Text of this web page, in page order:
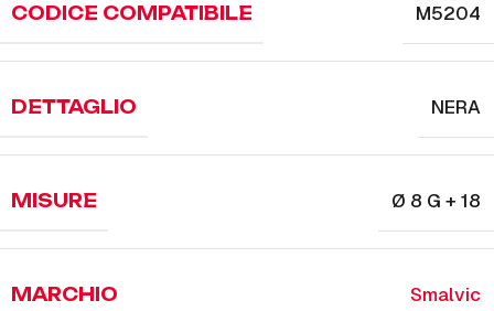
CODICE COMPATIBILE M5204
DETTAGLIO NERA
MISURE Ø 8 G + 18
MARCHIO Smalvic